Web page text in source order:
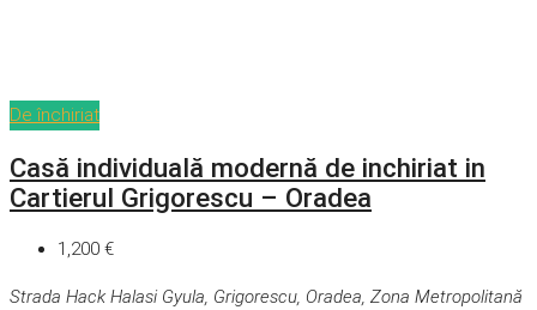
De închiriat
Casă individuală modernă de inchiriat in
Cartierul Grigorescu – Oradea
1,200 €
Strada Hack Halasi Gyula, Grigorescu, Oradea, Zona Metropolitană